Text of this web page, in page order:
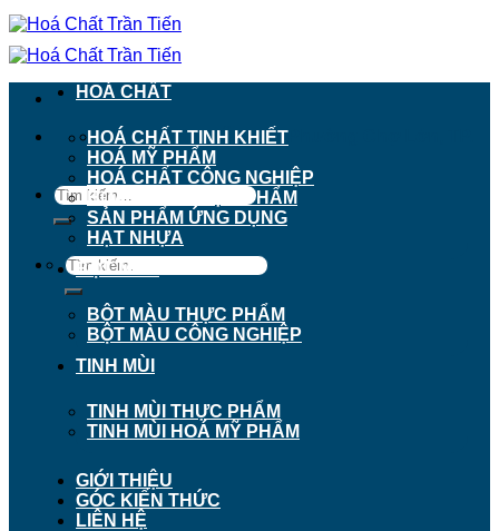
Chuyển
đến
nội
911 - 913 Nguyễn Trãi, Phường Chợ Lớn, TP.
Hồ Chí Minh
Tìm
kiếm:
Tìm
kiếm:
HOÁ CHẤT
HOÁ CHẤT TINH KHIẾT
HOÁ MỸ PHẨM
HOÁ CHẤT CÔNG NGHIỆP
HOÁ CHẤT THỰC PHẨM
SẢN PHẨM ỨNG DỤNG
HẠT NHỰA
BỘT MÀU
BỘT MÀU THỰC PHẨM
BỘT MÀU CÔNG NGHIỆP
TINH MÙI
TINH MÙI THỰC PHẨM
TINH MÙI HOÁ MỸ PHẨM
GIỚI THIỆU
GÓC KIẾN THỨC
LIÊN HỆ